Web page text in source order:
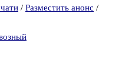
/ Разместить анонс /